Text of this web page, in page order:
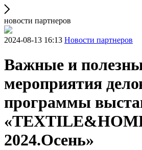
новости партнеров
2024-08-13 16:13 Новости партнеров
Важные и
мероприятия
программы
2024.Осень»